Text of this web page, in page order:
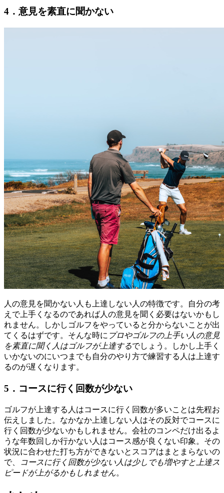
4．意見を素直に聞かない
人の意見を聞かない人も上達しない人の特徴です。自分の考
えで上手くなるのであれば人の意見を聞く必要はないかもし
れません。しかしゴルフをやっていると分からないことが出
てくるはずです。そんな時に プロやゴルフの上手い人の意見
を素直に聞く人はゴルフが上達するでしょう。しかし上手く
いかないのにいつまでも自分のやり方で練習する人は上達す
るのが遅くなります。
5．コースに行く回数が少ない
ゴルフが上達する人はコースに行く回数が多いことは先程お
伝えしました。なかなか上達しない人はその反対でコースに
行く回数が少ないかもしれません。会社のコンペだけ出るよ
うな年数回しか行かない人はコース感が良くない印象。その
状況に合わせた打ち方ができないとスコアはまとまらないの
で、
コースに行く回数が少ない人は少しでも増やすと上達ス
ピードが上がるかもしれません。